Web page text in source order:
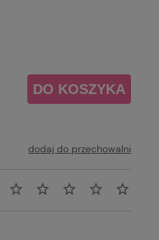
kosztów płatności
DO KOSZYKA
dodaj do przechowalni